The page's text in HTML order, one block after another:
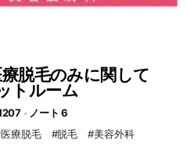
脱毛のみに関して
トルーム
ノート 6
療脱毛 #脱毛 #美容外科